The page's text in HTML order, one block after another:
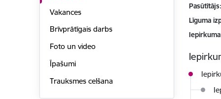
Vakances
Brīvprātīgais darbs
Foto un video
Īpašumi
Trauksmes celšana
Pasūtītājs
Līguma